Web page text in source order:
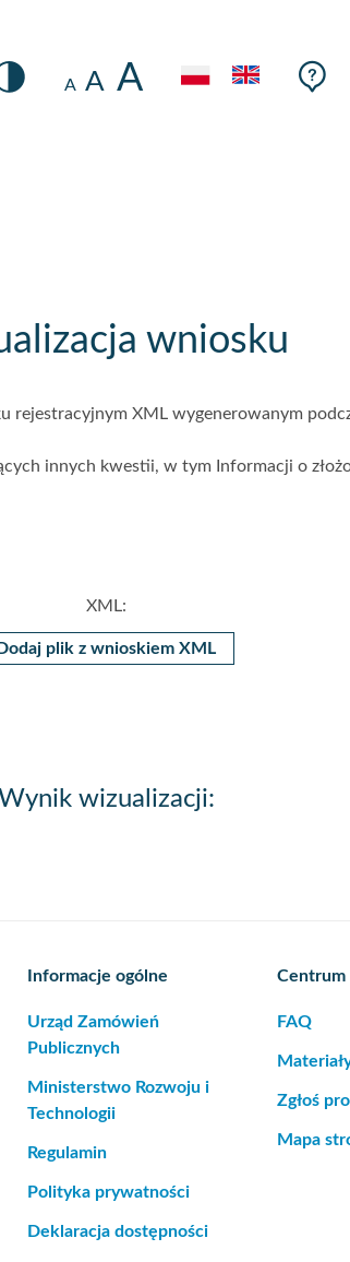
Rozmiar Czcionki
A A A Język
wniosku
rejestracyjnym XML wygenerowanym
innych kwestii, w tym Informacji o
XML:
plik z wnioskiem XML
wizualizacji:
Informacje ogólne
Urząd Zamówień
Publicznych
Ministerstwo Rozwoju i
Technologii
Regulamin
Polityka prywatności
Deklaracja dostępności
Centrum
FAQ
Zgłoś
Mapa